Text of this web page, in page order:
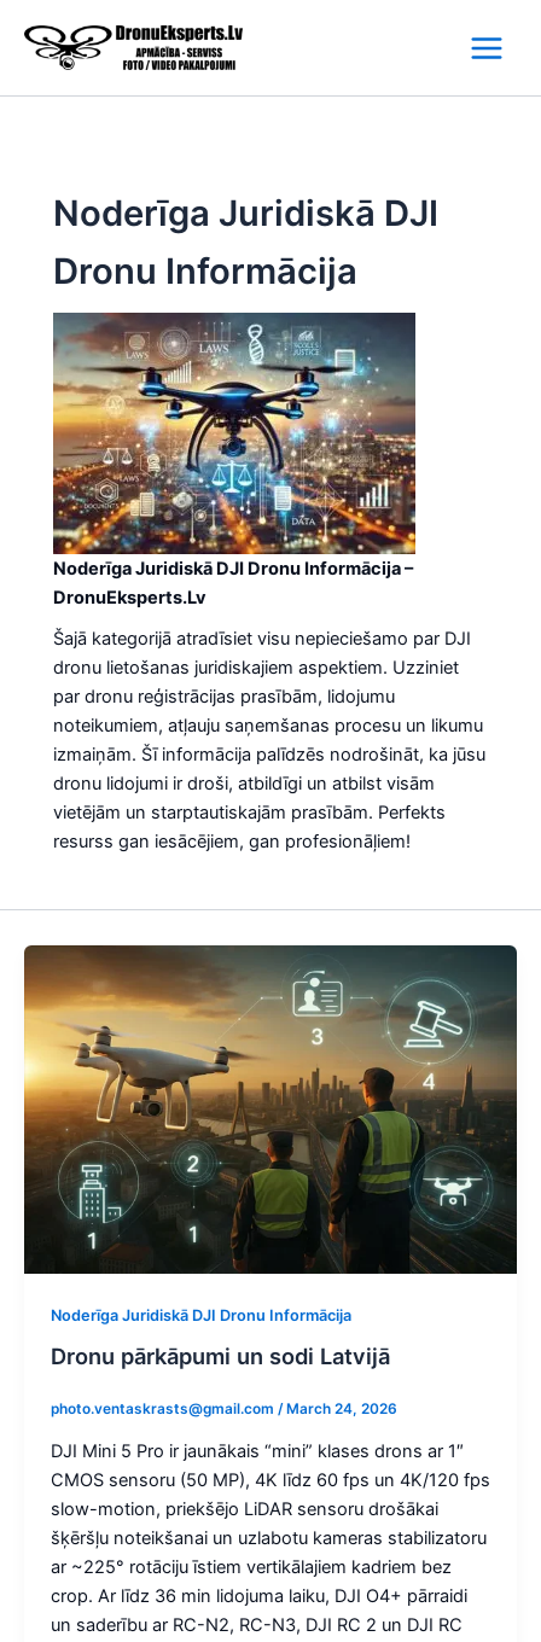
content
Noderīga Juridiskā DJI
Dronu Informācija
Noderīga Juridiskā DJI Dronu Informācija –
DronuEksperts.Lv
Šajā kategorijā atradīsiet visu nepieciešamo par DJI
dronu lietošanas juridiskajiem aspektiem. Uzziniet
par dronu reģistrācijas prasībām, lidojumu
noteikumiem, atļauju saņemšanas procesu un likumu
izmaiņām. Šī informācija palīdzēs nodrošināt, ka jūsu
dronu lidojumi ir droši, atbildīgi un atbilst visām
vietējām un starptautiskajām prasībām. Perfekts
resurss gan iesācējiem, gan profesionāļiem!
Noderīga Juridiskā DJI Dronu Informācija
Dronu pārkāpumi un sodi Latvijā
photo.ventaskrasts@gmail.com / March 24, 2026
DJI Mini 5 Pro ir jaunākais “mini” klases drons ar 1″
CMOS sensoru (50 MP), 4K līdz 60 fps un 4K/120 fps
slow-motion, priekšējo LiDAR sensoru drošākai
šķēršļu noteikšanai un uzlabotu kameras stabilizatoru
ar ~225° rotāciju īstiem vertikālajiem kadriem bez
crop. Ar līdz 36 min lidojuma laiku, DJI O4+ pārraidi
un saderību ar RC-N2, RC-N3, DJI RC 2 un DJI RC